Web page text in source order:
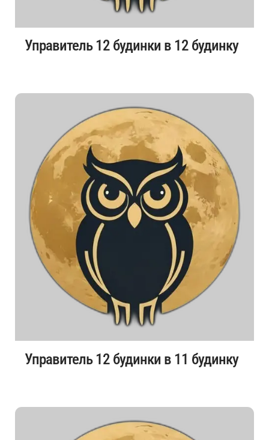
Управитель 12 будинки в 12 будинку
Управитель 12 будинки в 11 будинку